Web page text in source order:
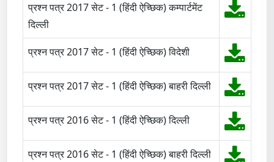
प्रश्न पत्र 2017 सेट - 1 (हिंदी ऐच्छिक) कम्पार्टमेंट
दिल्ली
प्रश्न पत्र 2017 सेट - 1 (हिंदी ऐच्छिक) विदेशी
प्रश्न पत्र 2017 सेट - 1 (हिंदी ऐच्छिक) बाहरी दिल्ली
प्रश्न पत्र 2016 सेट - 1 (हिंदी ऐच्छिक) दिल्ली
प्रश्न पत्र 2016 सेट - 1 (हिंदी ऐच्छिक) बाहरी दिल्ली